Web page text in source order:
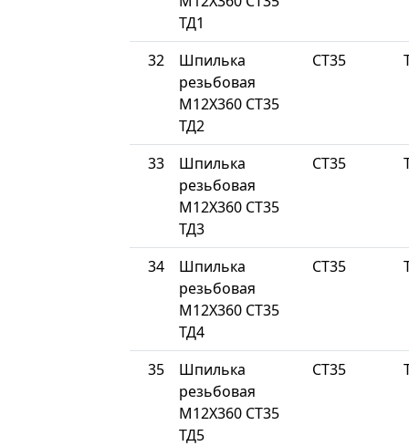
ТД1
32
Шпилька
резьбовая
М12Х360 СТ35
ТД2
СТ35
33
Шпилька
резьбовая
М12Х360 СТ35
ТД3
СТ35
34
Шпилька
резьбовая
М12Х360 СТ35
ТД4
СТ35
35
Шпилька
резьбовая
М12Х360 СТ35
ТД5
СТ35